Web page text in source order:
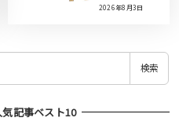
2026年8月3日
検索
記事ベスト10